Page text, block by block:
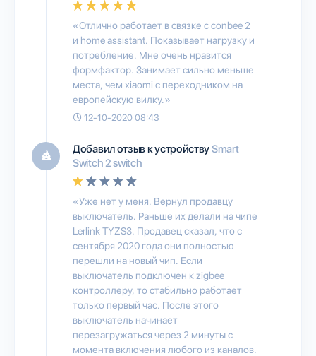
«Отлично работает в связке с conbee 2
и home assistant. Показывает нагрузку и
потребление. Мне очень нравится
формфактор. Занимает сильно меньше
места, чем xiaomi с переходником на
европейскую вилку.»
12-10-2020 08:43
Добавил отзыв к устройствуSmart
Switch 2 switch
«Уже нет у меня. Вернул продавцу
выключатель. Раньше их делали на чипе
Lerlink TYZS3. Продавец сказал, что с
сентября 2020 года они полностью
перешли на новый чип. Если
выключатель подключен к zigbee
контроллеру, то стабильно работает
только первый час. После этого
выключатель начинает
перезагружаться через 2 минуты с
момента включения любого из каналов.